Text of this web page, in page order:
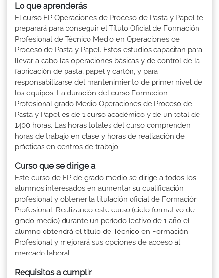
Lo que aprenderás
El curso FP Operaciones de Proceso de Pasta y Papel te
preparará para conseguir el Título Oficial de Formación
Profesional de Técnico Medio en Operaciones de
Proceso de Pasta y Papel. Estos estudios capacitan para
llevar a cabo las operaciones básicas y de control de la
fabricación de pasta, papel y cartón, y para
responsabilizarse del mantenimiento de primer nivel de
los equipos. La duración del curso Formacion
Profesional grado Medio Operaciones de Proceso de
Pasta y Papel es de 1 curso académico y de un total de
1400 horas. Las horas totales del curso comprenden
horas de trabajo en clase y horas de realización de
prácticas en centros de trabajo.
Curso que se dirige a
Este curso de FP de grado medio se dirige a todos los
alumnos interesados en aumentar su cualificación
profesional y obtener la titulación oficial de Formación
Profesional. Realizando este curso (ciclo formativo de
grado medio) durante un período lectivo de 1 año el
alumno obtendrá el título de Técnico en Formación
Profesional y mejorará sus opciones de acceso al
mercado laboral.
Requisitos a cumplir